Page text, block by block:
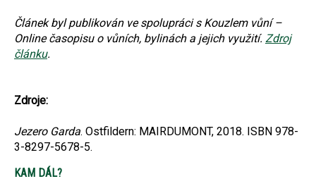
Článek byl publikován ve spolupráci s Kouzlem vůní –
Online časopisu o vůních, bylinách a jejich využití. Zdroj
článku.
Zdroje:
Jezero Garda. Ostfildern: MAIRDUMONT, 2018. ISBN 978-
3-8297-5678-5.
KAM DÁL?